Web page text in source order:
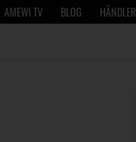
AMEWI TV BLOG HÄNDLER